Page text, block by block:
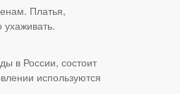
Платья,
в России, состоит
используются